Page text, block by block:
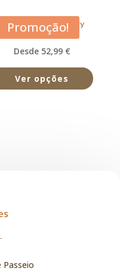
Promoção!
Acana Prairie Poultry
Desde 52,99 €
Ver opções
Passeio